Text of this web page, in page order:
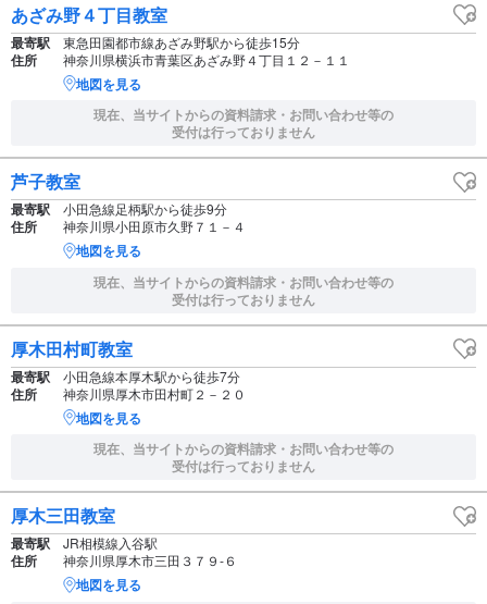
あざみ野４丁目教室
最寄駅 東急田園都市線あざみ野駅から徒歩15分
住所 神奈川県横浜市青葉区あざみ野４丁目１２－１１
地図を見る
現在、当サイトからの資料請求・お問い合わせ等の
受付は行っておりません
芦子教室
最寄駅 小田急線足柄駅から徒歩9分
住所 神奈川県小田原市久野７１－４
地図を見る
現在、当サイトからの資料請求・お問い合わせ等の
受付は行っておりません
厚木田村町教室
最寄駅 小田急線本厚木駅から徒歩7分
住所 神奈川県厚木市田村町２－２０
地図を見る
現在、当サイトからの資料請求・お問い合わせ等の
受付は行っておりません
厚木三田教室
最寄駅 JR相模線入谷駅
住所 神奈川県厚木市三田３７９‐６
地図を見る